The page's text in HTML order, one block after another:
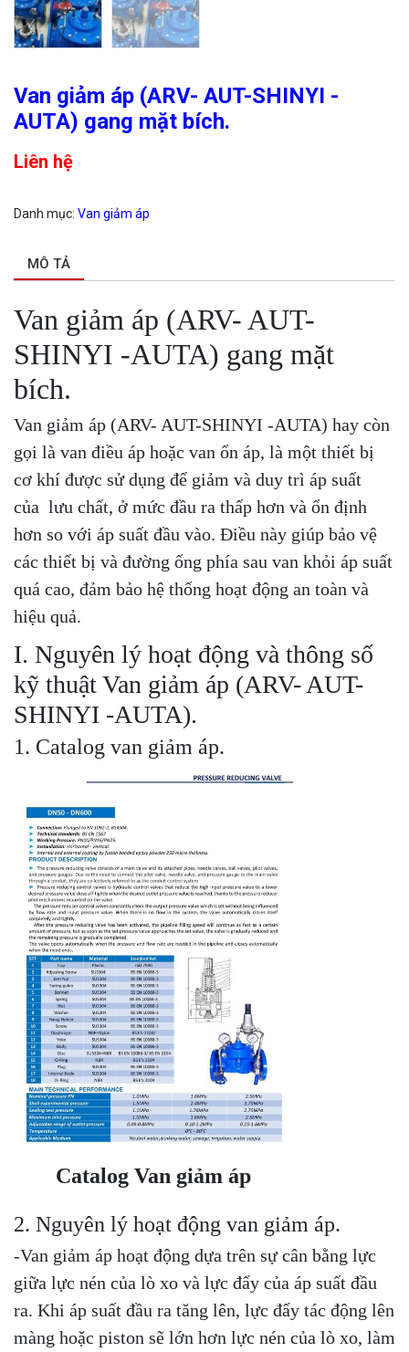
Van giảm áp (ARV- AUT-SHINYI -
AUTA) gang mặt bích.
Liên hệ
Danh mục: Van giảm áp
MÔ TẢ
Van giảm áp (ARV- AUT-
SHINYI -AUTA) gang mặt
bích.
Van giảm áp (ARV- AUT-SHINYI -AUTA) hay còn
gọi là van điều áp hoặc van ổn áp, là một thiết bị
cơ khí được sử dụng để giảm và duy trì áp suất
của lưu chất, ở mức đầu ra thấp hơn và ổn định
hơn so với áp suất đầu vào. Điều này giúp bảo vệ
các thiết bị và đường ống phía sau van khỏi áp suất
quá cao, đảm bảo hệ thống hoạt động an toàn và
hiệu quả.
I. Nguyên lý hoạt động và thông số
kỹ thuật Van giảm áp (ARV- AUT-
SHINYI -AUTA).
1. Catalog van giảm áp.
Catalog Van giảm áp
2. Nguyên lý hoạt động van giảm áp.
-Van giảm áp hoạt động dựa trên sự cân bằng lực
giữa lực nén của lò xo và lực đẩy của áp suất đầu
ra. Khi áp suất đầu ra tăng lên, lực đẩy tác động lên
màng hoặc piston sẽ lớn hơn lực nén của lò xo, làm